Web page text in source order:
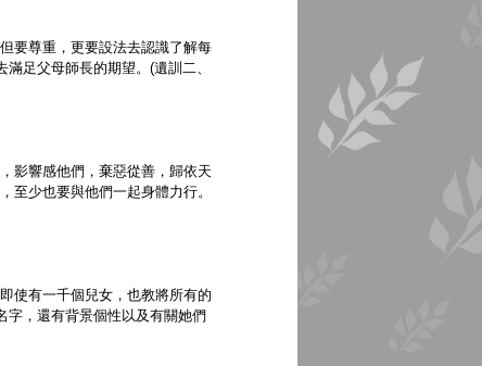
要尊重，更要設法去認識了解每
足父母師長的期望。(遺訓二、
影響感他們，棄惡從善，歸依天
至少也要與他們一起身體力行。
使有一千個兒女，也教將所有的
字，還有背景個性以及有關她們